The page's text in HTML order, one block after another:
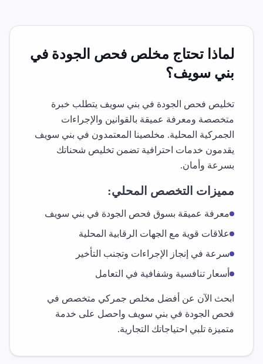
لماذا تحتاج مخلص فحص الجودة في
بني سويف؟
تخليص فحص الجودة في بني سويف يتطلب خبرة
متخصصة ومعرفة عميقة بالقوانين والإجراءات
الجمركية المحلية. مخلصينا المعتمدون في بني سويف
يقدمون خدمات احترافية تضمن تخليص شحناتك
بسرعة وأمان.
مميزات التخصص المحلي:
معرفة عميقة بسوق فحص الجودة في بني سويف
علاقات قوية مع الجهات الرقابية المحلية
سرعة في إنجاز الإجراءات وتجنب التأخير
أسعار تنافسية وشفافية في التعامل
ابحث الآن عن أفضل مخلص جمركي متخصص في
فحص الجودة في بني سويف واحصل على خدمة
متميزة تلبي احتياجاتك التجارية.